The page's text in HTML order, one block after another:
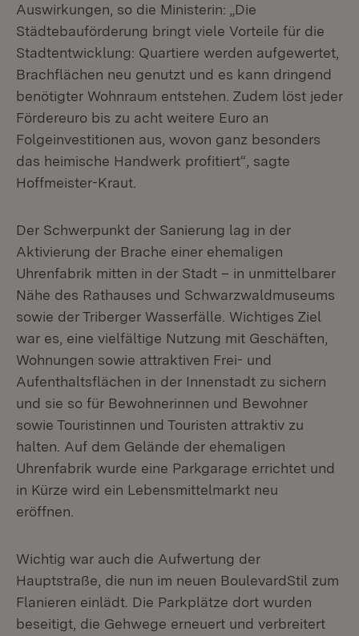
Auswirkungen, so die Ministerin: „Die
Städtebauförderung bringt viele Vorteile für die
Stadtentwicklung: Quartiere werden aufgewertet,
Brachflächen neu genutzt und es kann dringend
benötigter Wohnraum entstehen. Zudem löst jeder
Fördereuro bis zu acht weitere Euro an
Folgeinvestitionen aus, wovon ganz besonders
das heimische Handwerk profitiert“, sagte
Hoffmeister-Kraut.
Der Schwerpunkt der Sanierung lag in der
Aktivierung der Brache einer ehemaligen
Uhrenfabrik mitten in der Stadt – in unmittelbarer
Nähe des Rathauses und Schwarzwaldmuseums
sowie der Triberger Wasserfälle. Wichtiges Ziel
war es, eine vielfältige Nutzung mit Geschäften,
Wohnungen sowie attraktiven Frei- und
Aufenthaltsflächen in der Innenstadt zu sichern
und sie so für Bewohnerinnen und Bewohner
sowie Touristinnen und Touristen attraktiv zu
halten. Auf dem Gelände der ehemaligen
Uhrenfabrik wurde eine Parkgarage errichtet und
in Kürze wird ein Lebensmittelmarkt neu
eröffnen.
Wichtig war auch die Aufwertung der
Hauptstraße, die nun im neuen BoulevardStil zum
Flanieren einlädt. Die Parkplätze dort wurden
beseitigt, die Gehwege erneuert und verbreitert